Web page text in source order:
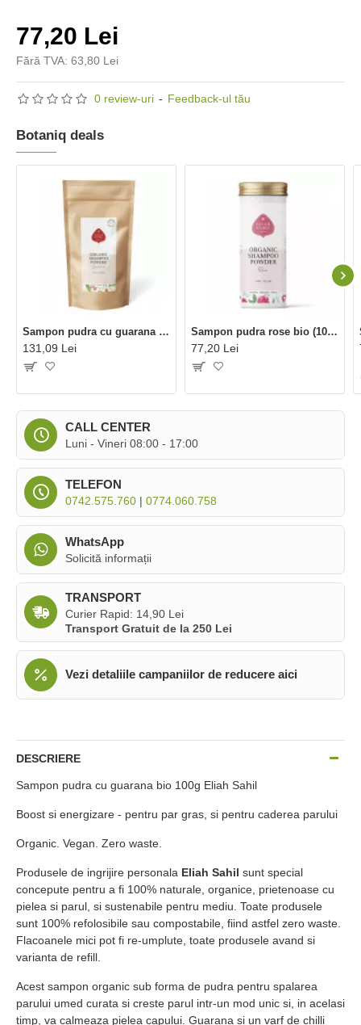
0 review-uri - Feedback-ul tău
77,20 Lei
Fără TVA: 63,80 Lei
CALL CENTER
Luni - Vineri 08:00 - 17:00
TELEFON
0742.575.760 | 0774.060.758
WhatsApp
Solicită informații
TRANSPORT
Curier Rapid: 14,90 Lei
Transport Gratuit de la 250 Lei
Vezi detaliile campaniilor de reducere aici
Botaniq deals
Sampon pudra cu guarana bio refill (250 grame), Eliah Sahil
131,09 Lei
Sampon pudra rose bio (100 grame), Eliah Sahil
77,20 Lei
DESCRIERE
Sampon pudra cu guarana bio 100g Eliah Sahil
Boost si energizare - pentru par gras, si pentru caderea parului
Organic. Vegan. Zero waste.
Produsele de ingrijire personala Eliah Sahil sunt special
concepute pentru a fi 100% naturale, organice, prietenoase cu
pielea si parul, si sustenabile pentru mediu. Toate produsele
sunt 100% refolosibile sau compostabile, fiind astfel zero waste.
Flacoanele mici pot fi re-umplute, toate produsele avand si
varianta de refill.
Acest sampon organic sub forma de pudra pentru spalarea
parului umed curata si creste parul intr-un mod unic si, in acelasi
timp, va calmeaza pielea capului. Guarana si un varf de chilli